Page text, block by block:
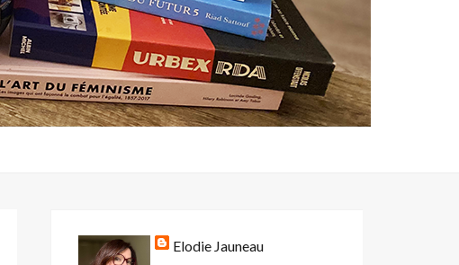
Elodie Jauneau